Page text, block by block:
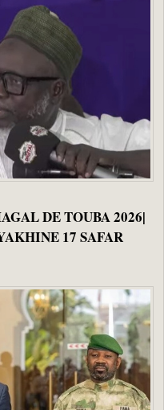
DE TOUBA 2026|
17 SAFAR